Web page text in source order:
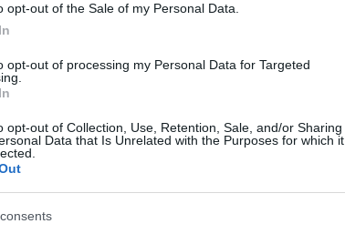
opt-out of the Sale of my Personal Data.
opt-out of processing my Personal Data for Targeted
opt-out of Collection, Use, Retention, Sale, and/or Sharing
Data that Is Unrelated with the Purposes for which it
barátom, Csernyus Lőrinc nagyon tájékozott
programrészeket (kiállítások, kerekasztal
és kitűnően meg is szervezi. Mint hű Makovecz
fontos emberről és eseményről tud, aki
a Mesterrel. Véleményem szerint ő Makovecz
alapított Etnofon Zenei Társulás
Péter lesz. Miért pont őt kérted fel, és